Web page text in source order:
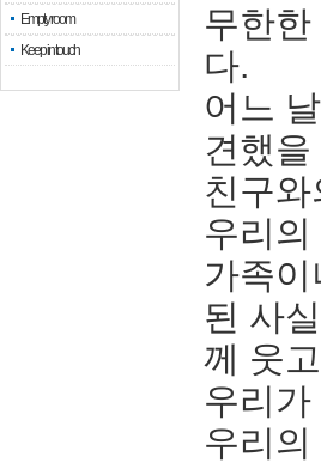
Empty room
Keep in touch
무한
다.
어느
견했
친구
우리
가족
된 사
께 웃
우리
우리